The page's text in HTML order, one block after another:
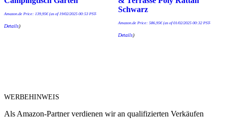
Amazon.de Price: 139,95€(as of 19/02/2025 00:53 PST-
Details)
Schwarz
Amazon.de Price: 586,95€(as of 01/02/2025 00:32 PST-
Details)
WERBEHINWEIS
Als Amazon-Partner verdienen wir an qualifizierten Verkäufen